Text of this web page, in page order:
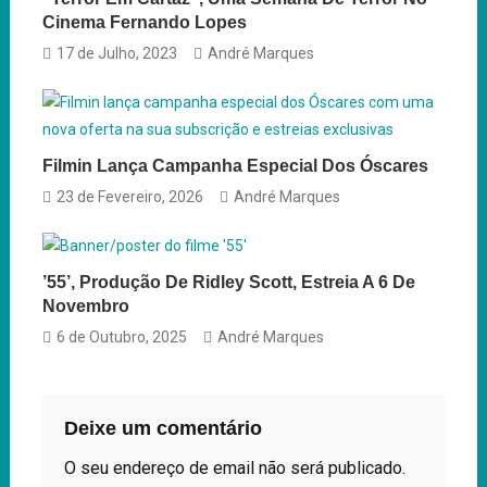
Cinema Fernando Lopes
17 de Julho, 2023 André Marques
Filmin Lança Campanha Especial Dos Óscares
23 de Fevereiro, 2026 André Marques
’55’, Produção De Ridley Scott, Estreia A 6 De
Novembro
6 de Outubro, 2025 André Marques
Deixe um comentário
O seu endereço de email não será publicado.